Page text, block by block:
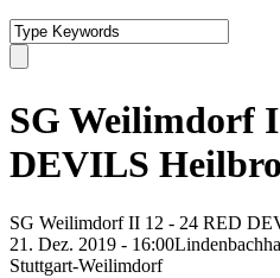
SG Weilimdorf
DEVILS
SG Weilimdorf II 12 - 24 RED
21. Dez. 2019 - 16:00
Stuttgart-Weilimdorf